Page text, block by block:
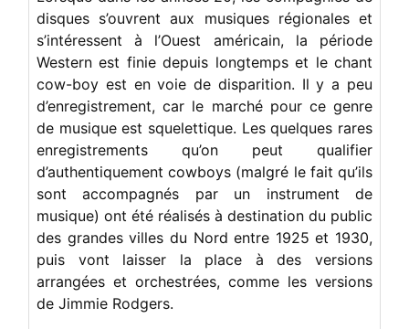
disques s’ouvrent aux musiques régionales et
s’intéressent à l’Ouest américain, la période
Western est finie depuis longtemps et le chant
cow-boy est en voie de disparition. Il y a peu
d’enregistrement, car le marché pour ce genre
de musique est squelettique. Les quelques rares
enregistrements qu’on peut qualifier
d’authentiquement cowboys (malgré le fait qu’ils
sont accompagnés par un instrument de
musique) ont été réalisés à destination du public
des grandes villes du Nord entre 1925 et 1930,
puis vont laisser la place à des versions
arrangées et orchestrées, comme les versions
de Jimmie Rodgers.